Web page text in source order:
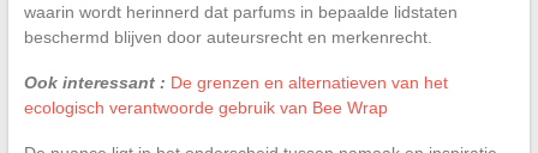
waarin wordt herinnerd dat parfums in bepaalde lidstaten
beschermd blijven door auteursrecht en merkenrecht.
Ook interessant : De grenzen en alternatieven van het
ecologisch verantwoorde gebruik van Bee Wrap